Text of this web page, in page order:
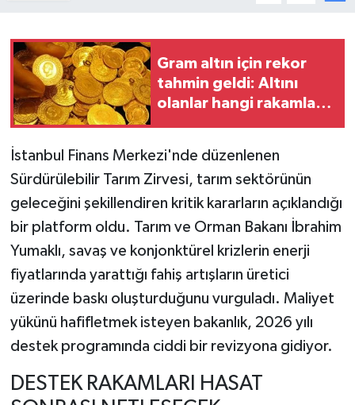
Gram altın için rekor
tahmin geldi: Altını
olanlar hangi rakamları
İstanbul Finans Merkezi'nde düzenlenen
Sürdürülebilir Tarım Zirvesi, tarım sektörünün
geleceğini şekillendiren kritik kararların açıklandığı
bir platform oldu. Tarım ve Orman Bakanı İbrahim
Yumaklı, savaş ve konjonktürel krizlerin enerji
fiyatlarında yarattığı fahiş artışların üretici
üzerinde baskı oluşturduğunu vurguladı. Maliyet
yükünü hafifletmek isteyen bakanlık, 2026 yılı
destek programında ciddi bir revizyona gidiyor.
DESTEK RAKAMLARI HASAT